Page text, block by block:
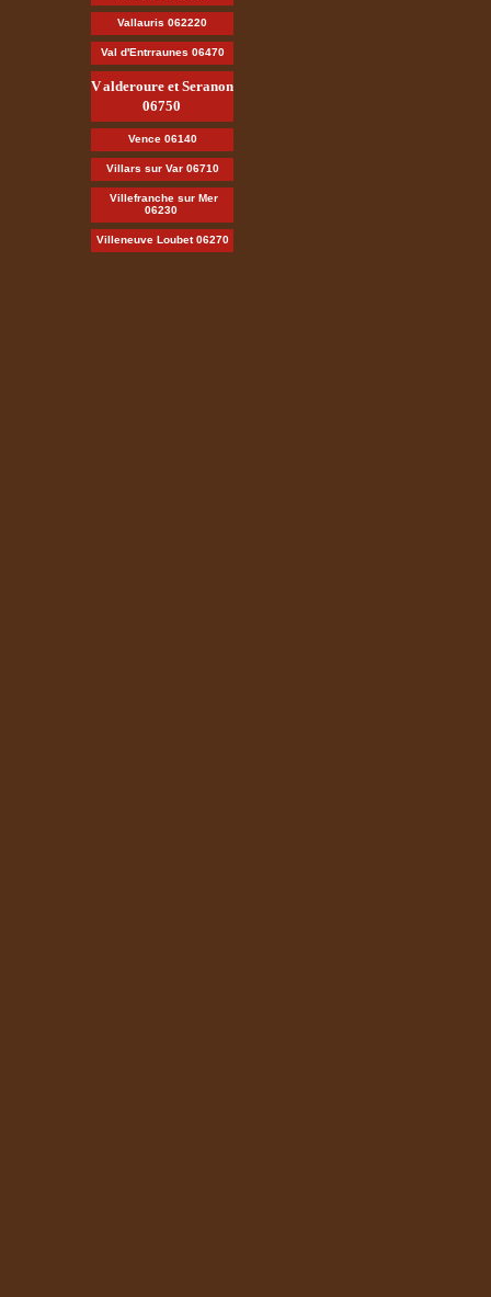
Vallauris 062220
Val d'Entrraunes 06470
Valderoure et Seranon
06750
Vence 06140
Villars sur Var 06710
Villefranche sur Mer
06230
Villeneuve Loubet 06270